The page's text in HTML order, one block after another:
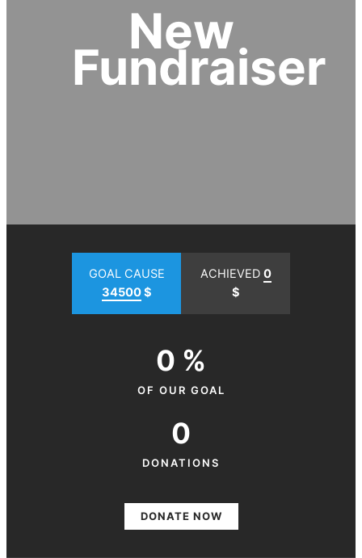
New
Fundraiser
GOAL CAUSE
34500$
ACHIEVED 0
$
0 %
OF OUR GOAL
0
DONATIONS
DONATE NOW